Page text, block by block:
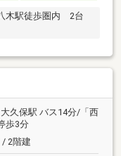
木駅徒歩圏内 2台
久保駅 バス14分/「西
歩3分
/ 2階建